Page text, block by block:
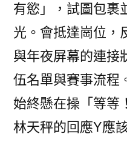
有慾」，試圖包裹
光。會抵達崗位，
與年夜屏幕的連接
伍名單與賽事流程
始終懸在操「等等
林天秤的回應Y應